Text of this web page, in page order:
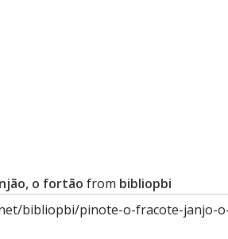
o fortão from bibliopbi
bibliopbi/pinote-o-fracote-janjo-